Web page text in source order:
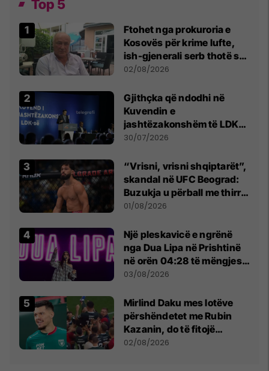
Top 5
Ftohet nga prokuroria e
Kosovës për krime lufte,
ish-gjenerali serb thotë se
dikush e tradhtoi në
02/08/2026
Gjithçka që ndodhi në
Kuvendin e
jashtëzakonshëm të LDK-
së
30/07/2026
“Vrisni, vrisni shqiptarët”,
skandal në UFC Beograd:
Buzukja u përball me thirrje
anti-shqiptare nga
01/08/2026
Një pleskavicë e ngrënë
nga Dua Lipa në Prishtinë
në orën 04:28 të mëngjesit
- dhe bota digjitale serbe
03/08/2026
Mirlind Daku mes lotëve
përshëndetet me Rubin
Kazanin, do të fitojë
miliona te Spartak Moska
02/08/2026